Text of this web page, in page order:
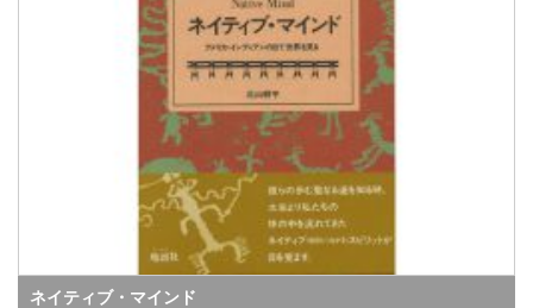
ネイティブ・マインド